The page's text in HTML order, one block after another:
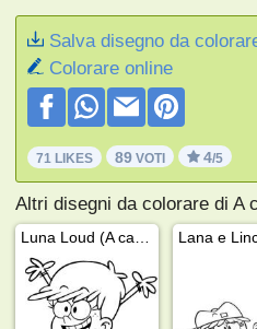
Salva disegno da
Colorare online
71 LIKES 89 VOTI 4/5
Altri disegni da colorare di A